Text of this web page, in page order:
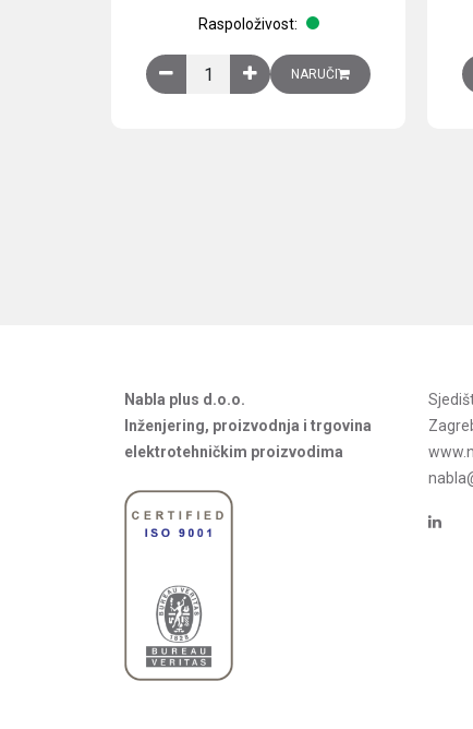
Raspoloživost:
Obična montažna ploča
NARUČI
Nabla plus d.o.o.
Inženjering, proizvodnja i trgovina
elektrotehničkim proizvodima